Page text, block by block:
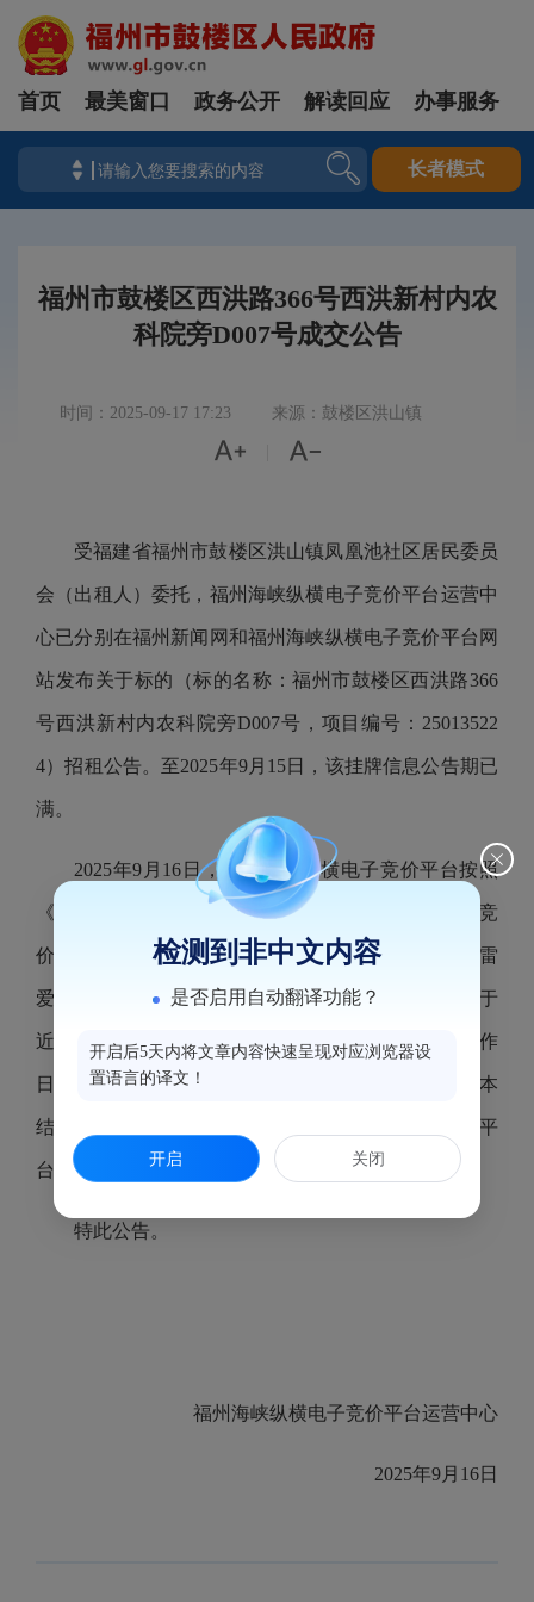
首页 最美窗口 政务公开 解读回应 办事服务
长者模式
福州市鼓楼区西洪路366号西洪新村内农
科院旁D007号成交公告
时间：2025-09-17 17:23 来源：鼓楼区洪山镇
 
受福建省福州市鼓楼区洪山镇凤凰池社区居民委员
会（出租人）委托，福州海峡纵横电子竞价平台运营中
心已分别在福州新闻网和福州海峡纵横电子竞价平台网
站发布关于标的（标的名称：福州市鼓楼区西洪路366
号西洪新村内农科院旁D007号，项目编号：25013522
4）招租公告。至2025年9月15日，该挂牌信息公告期已
满。
2025年9月16日，福州海峡纵横电子竞价平台按照
《国有资产公开招租办理规程（试行）》组织电子竞
价。最终该标的以租金1350（元/月）成交，承租人为雷
爱国，竞价活动已经结束，该项目相关的交割手续将于
近期办理。现将本次竞价结果进行公告，公告5个工作
日（公告期：2025年9月16日-2025年9月22日），对本
结果有异议者请在公告期内向福州海峡纵横电子竞价平
台运营中心署名反映。
特此公告。
福州海峡纵横电子竞价平台运营中心
2025年9月16日
检测到非中文内容
是否启用自动翻译功能？
开启后5天内将文章内容快速呈现对应浏览器设
置语言的译文！
开启 关闭